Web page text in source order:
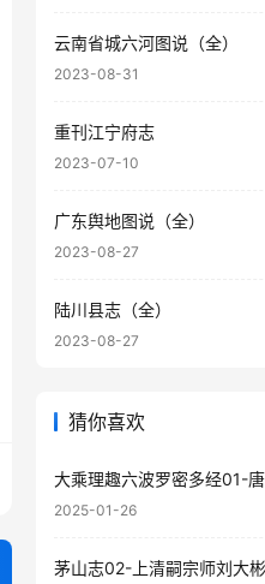
云南省城六河图说（全）
2023-08-31
重刊江宁府志
2023-07-10
广东舆地图说（全）
2023-08-27
陆川县志（全）
2023-08-27
猜你喜欢
大乘理趣六波罗密多经01-
2025-01-26
茅山志02-上清嗣宗师刘大